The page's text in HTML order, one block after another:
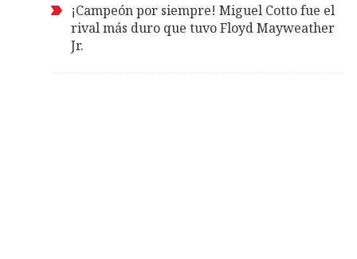
¡Campeón por siempre! Miguel Cotto fue el
rival más duro que tuvo Floyd Mayweather
Jr.